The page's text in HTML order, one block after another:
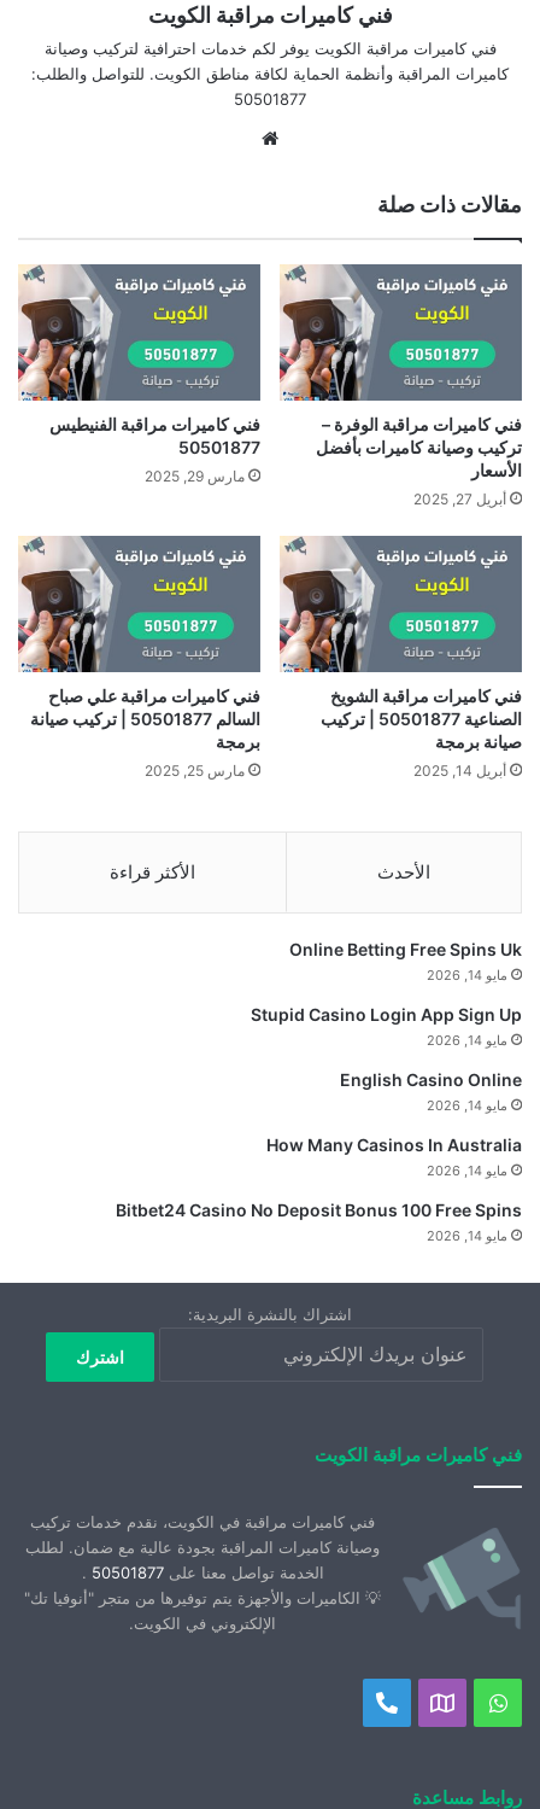
فني كاميرات مراقبة الكويت
فني كاميرات مراقبة الكويت يوفر لكم خدمات احترافية لتركيب وصيانة
كاميرات المراقبة وأنظمة الحماية لكافة مناطق الكويت. للتواصل والطلب:
50501877
مقالات ذات صلة
فني كاميرات مراقبة الوفرة –
تركيب وصيانة كاميرات بأفضل
الأسعار
أبريل 27, 2025
فني كاميرات مراقبة الفنيطيس
50501877
مارس 29, 2025
فني كاميرات مراقبة الشويخ
الصناعية 50501877 | تركيب
صيانة برمجة
أبريل 14, 2025
فني كاميرات مراقبة علي صباح
السالم 50501877 | تركيب صيانة
برمجة
مارس 25, 2025
الأحدث الأكثر قراءة
Online Betting Free Spins Uk
مايو 14, 2026
Stupid Casino Login App Sign Up
مايو 14, 2026
English Casino Online
مايو 14, 2026
How Many Casinos In Australia
مايو 14, 2026
Bitbet24 Casino No Deposit Bonus 100 Free Spins
مايو 14, 2026
اشتراك بالنشرة البريدية:
فني كاميرات مراقبة الكويت
فني كاميرات مراقبة في الكويت، نقدم خدمات تركيب
وصيانة كاميرات المراقبة بجودة عالية مع ضمان. لطلب
الخدمة تواصل معنا على50501877
.
💡 الكاميرات والأجهزة يتم توفيرها من متجر "أنوفيا تك"
الإلكتروني في الكويت.
واتسابموقعنا
خريطة
اتصل
روابط مساعدة